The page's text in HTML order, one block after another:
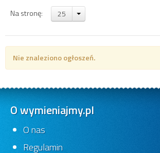
Na stronę: 25
Nie znaleziono ogłoszeń.
O wymieniajmy.pl
O nas
Regulamin